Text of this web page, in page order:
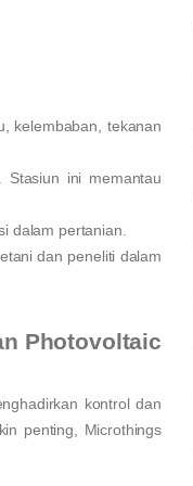
kelembaban, tekanan
Stasiun ini memantau
dalam pertanian.
dan peneliti dalam
Photovoltaic
kontrol dan
penting, Microthings